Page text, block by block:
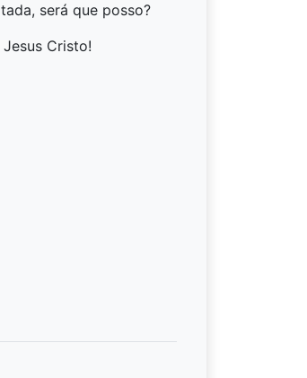
será que posso?
Cristo!